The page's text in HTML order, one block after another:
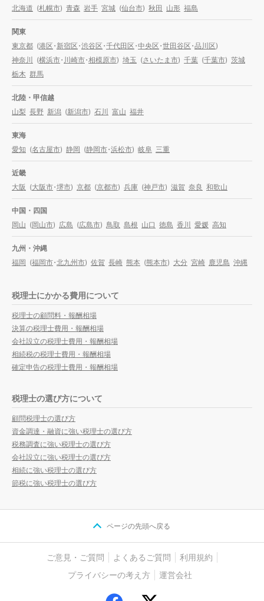
北海道 (札幌市) 青森 岩手 宮城 (仙台市) 秋田 山形 福島
関東
東京都 (港区・新宿区・渋谷区・千代田区・中央区・世田谷区・品川区)
神奈川 (横浜市・川崎市・相模原市) 埼玉 (さいたま市) 千葉 (千葉市) 茨城
栃木 群馬
北陸・甲信越
山梨 長野 新潟 (新潟市) 石川 富山 福井
東海
愛知 (名古屋市) 静岡 (静岡市・浜松市) 岐阜 三重
近畿
大阪 (大阪市・堺市) 京都 (京都市) 兵庫 (神戸市) 滋賀 奈良 和歌山
中国・四国
岡山 (岡山市) 広島 (広島市) 鳥取 島根 山口 徳島 香川 愛媛 高知
九州・沖縄
福岡 (福岡市・北九州市) 佐賀 長崎 熊本 (熊本市) 大分 宮崎 鹿児島 沖縄
税理士にかかる費用について
税理士の顧問料・報酬相場
決算の税理士費用・報酬相場
会社設立の税理士費用・報酬相場
相続税の税理士費用・報酬相場
確定申告の税理士費用・報酬相場
税理士の選び方について
顧問税理士の選び方
資金調達・融資に強い税理士の選び方
税務調査に強い税理士の選び方
会社設立に強い税理士の選び方
相続に強い税理士の選び方
節税に強い税理士の選び方
ページの先頭へ戻る
ご意見・ご質問 よくあるご質問
利用規約
プライバシーの考え方
運営会社